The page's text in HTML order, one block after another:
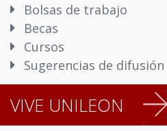
Bolsas de trabajo
Becas
Cursos
Sugerencias de difusión
VIVE UNILEON